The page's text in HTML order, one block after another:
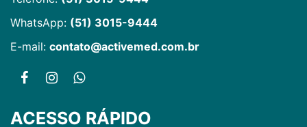
WhatsApp: (51) 3015-9444
E-mail: contato@activemed.com.br
ACESSO RÁPIDO